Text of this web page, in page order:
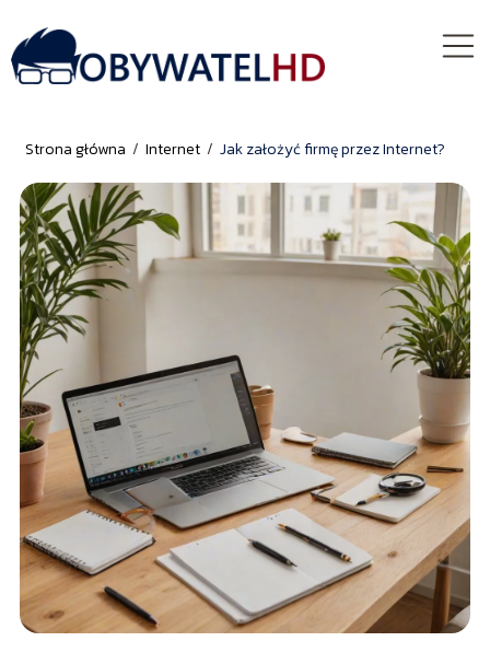
Strona główna / Internet / Jak założyć firmę przez Internet?